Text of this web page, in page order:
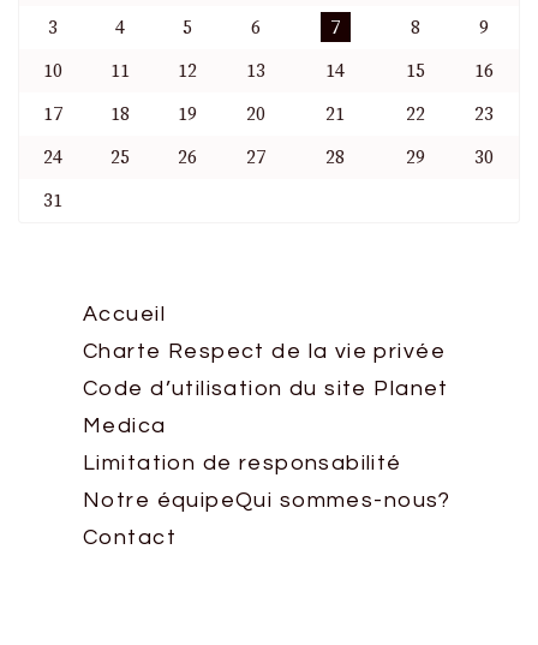
3
4 5 6 7 8
9
10
11 12 13 14 15
16
17
18 19 20 21 22
23
24
25 26 27 28 29
30
31
Accueil
Charte Respect de la vie privée
Code d’utilisation du site Planet
Medica
Limitation de responsabilité
Notre équipeQui sommes-nous?
Contact